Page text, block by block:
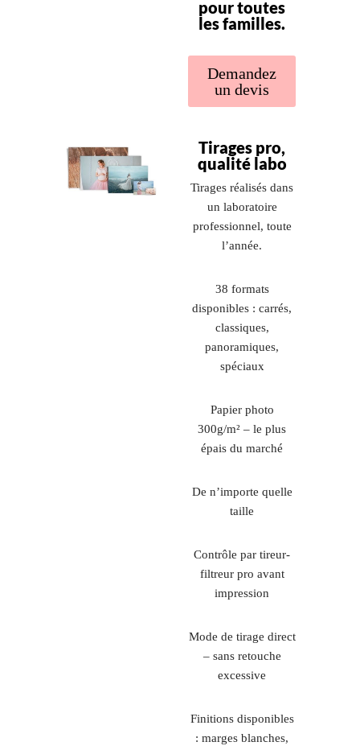
pour toutes
les familles.
Demandez
un devis
Tirages pro,
qualité labo
Tirages réalisés dans
un laboratoire
professionnel, toute
l’année.
38 formats
disponibles : carrés,
classiques,
panoramiques,
spéciaux
Papier photo
300g/m² – le plus
épais du marché
De n’importe quelle
taille
Contrôle par tireur-
filtreur pro avant
impression
Mode de tirage direct
– sans retouche
excessive
Finitions disponibles
: marges blanches,